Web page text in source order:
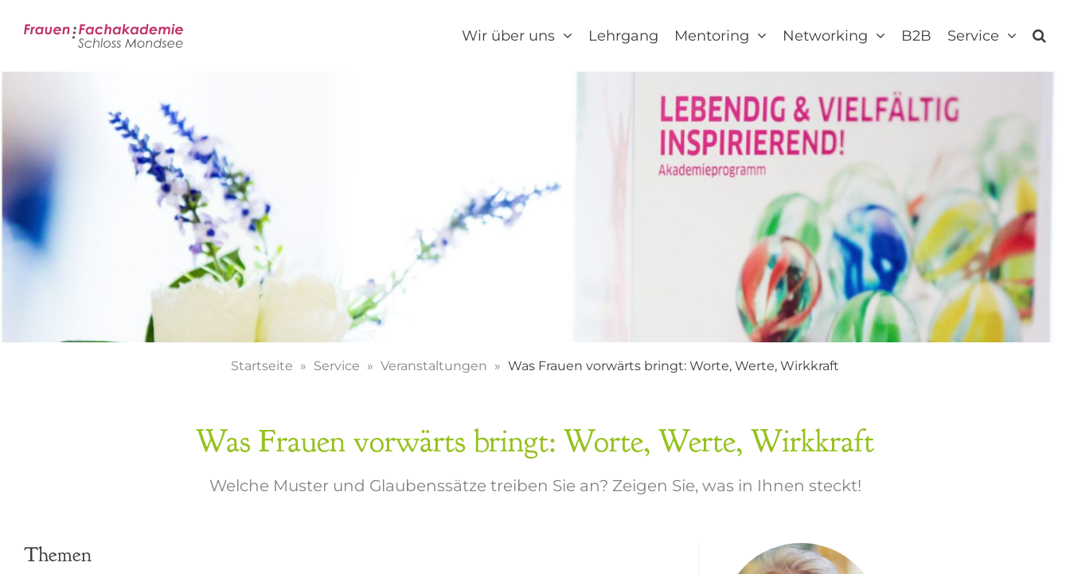
Wir über uns Lehrgang Mentoring Networking B2B Service
Startseite Service Veranstaltungen Was Frauen vorwärts bringt: Worte, Werte, Wirkkraft
Was Frauen vorwärts bringt: Worte, Werte, Wirkkraft
Welche Muster und Glaubenssätze treiben Sie an? Zeigen Sie, was in Ihnen steckt!
Themen